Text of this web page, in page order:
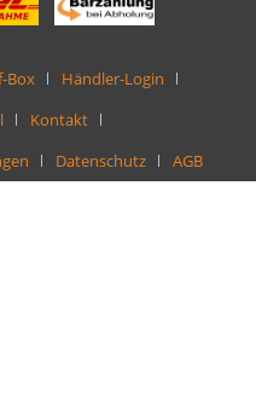
Box
Händler-Login
Kontakt
Datenschutz AGB